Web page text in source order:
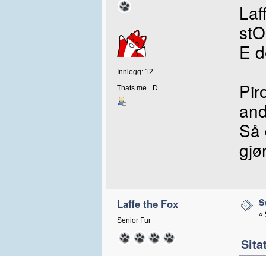
Innlegg: 12
Thats me =D
E
Så
Laffe the Fox
Senior Fur
«